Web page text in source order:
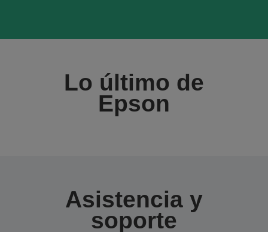
Lo último de
Epson
Asistencia y
soporte